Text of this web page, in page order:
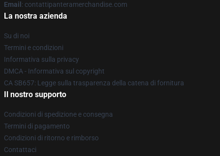
Email : contattipanteramerchandise.com
La nostra azienda
Su di noi
Termini e condizioni
Informativa sulla privacy
DMCA - Informativa sul copyright
CA SB657: Legge sulla trasparenza della catena di fornitura
Il nostro supporto
Condizioni di spedizione e consegna
Termini di pagamento
Condizioni di ritorno e rimborso
Contattaci